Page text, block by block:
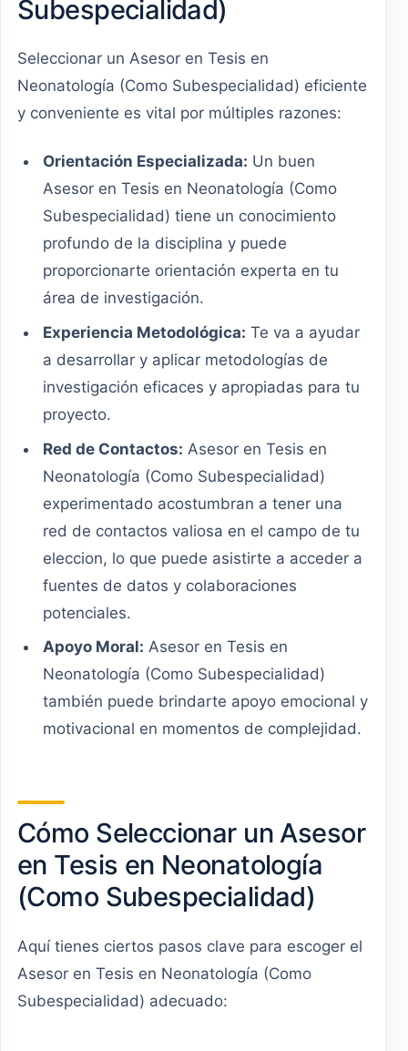
Subespecialidad)
Seleccionar un Asesor en Tesis en
Neonatología (Como Subespecialidad) eficiente
y conveniente es vital por múltiples razones:
Orientación Especializada: Un buen
Asesor en Tesis en Neonatología (Como
Subespecialidad) tiene un conocimiento
profundo de la disciplina y puede
proporcionarte orientación experta en tu
área de investigación.
Experiencia Metodológica: Te va a ayudar
a desarrollar y aplicar metodologías de
investigación eficaces y apropiadas para tu
proyecto.
Red de Contactos: Asesor en Tesis en
Neonatología (Como Subespecialidad)
experimentado acostumbran a tener una
red de contactos valiosa en el campo de tu
eleccion, lo que puede asistirte a acceder a
fuentes de datos y colaboraciones
potenciales.
Apoyo Moral: Asesor en Tesis en
Neonatología (Como Subespecialidad)
también puede brindarte apoyo emocional y
motivacional en momentos de complejidad.
Cómo Seleccionar un Asesor
en Tesis en Neonatología
(Como Subespecialidad)
Aquí tienes ciertos pasos clave para escoger el
Asesor en Tesis en Neonatología (Como
Subespecialidad) adecuado: